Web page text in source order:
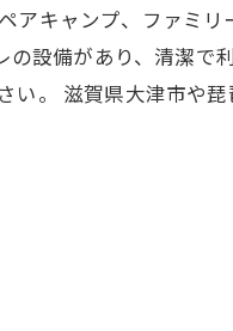
アキャンプ、ファミリ
設備があり、清潔で
い。 滋賀県大津市や